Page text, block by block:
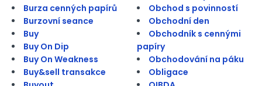
Burza cenných papírů
Burzovní seance
Buy
Buy On Dip
Buy On Weakness
Buy&sell transakce
Obchod s povinností
Obchodní den
Obchodník s cennými
papíry
Obchodování na páku
Obligace